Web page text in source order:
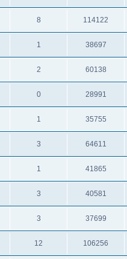
8 114122
1 38697
2 60138
0 28991
1 35755
3 64611
1 41865
3 40581
3 37699
12 106256